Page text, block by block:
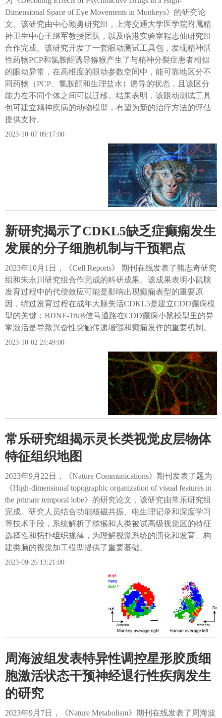
Dimensional Space of Eye Movements in Monkeys》的研究论
文。该研究由中心顾勇研究组，上海交通大学医学院附属精
神卫生中心王继军教授团队，以及临港实验室程志仙研究组
合作完成。该研究开发了一套眼动测试工具包，发现精神活
性药物PCP和氯胺酮诱导猕猴产生了与精神分裂症患者相似
的眼动异常，在高维度的眼动参数空间中，能可靠地区分不
同药物（PCP、氯胺酮和生理盐水）诱导的状态，且该区分
能力在不同个体之间可以迁移。结果表明，该眼动测试工具
包可建立精神疾病的动物模型，有望为新的治疗方法的评估
提供支持。
2023-10-07 09:17:00
新研究揭示了CDKL5缺乏症癫痫发生
发展的分子细胞机制与干预靶点
2023年10月1日，《Cell Reports》 期刊在线发表了熊志奇研究
组和朱永川研究组合作完成的科研成果。该成果表明小鼠脑
发育过程中的代偿效应可能是影响出现癫痫表型的重要原
因，绕过发育过程在成年大脑失活CDKL5是建立CDD癫痫模
型的关键；BDNF-TrkB信号通路在CDD癫痫小鼠模型里的异
常激活是导致兴奋性突触传递增强和癫痫发作的重要机制。
2023-10-02 21:49:00
常乐研究组揭示灵长类视觉皮层物体
特征组织地图
2023年9月22日，《Nature Communications》期刊发表了题为
《High-dimensional topographic organization of visual features in
the primate temporal lobe》的研究论文，该研究由常乐研究组
完成。研究人员结合功能核磁共振、电生理记录和深度学习
等技术手段，系统解析了猕猴和人类被试高级视觉区的特征
选择性和拓扑组织规律，为理解视觉系统的演化和发育、构
建类脑的视觉加工模型提供了重要基础。
2023-09-26 13:21:00
周海波组发表特异性调控星形胶质细
胞激活状态干预神经退行性疾病发生
的研究
2023年9月7日，《Nature Metabolism》期刊在线发表了周海波